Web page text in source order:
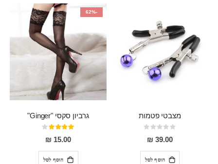
מצבטי פטמות
Rating:
0%
39.00 ₪
הוסף לסל
-62%
גרביון סקסי "Ginger"
דירוג:
80%
15.00 ₪
הוסף לסל